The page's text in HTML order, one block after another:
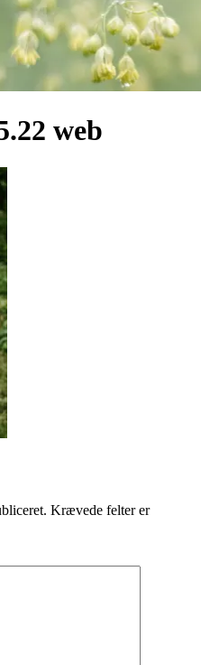
web
Krævede felter er